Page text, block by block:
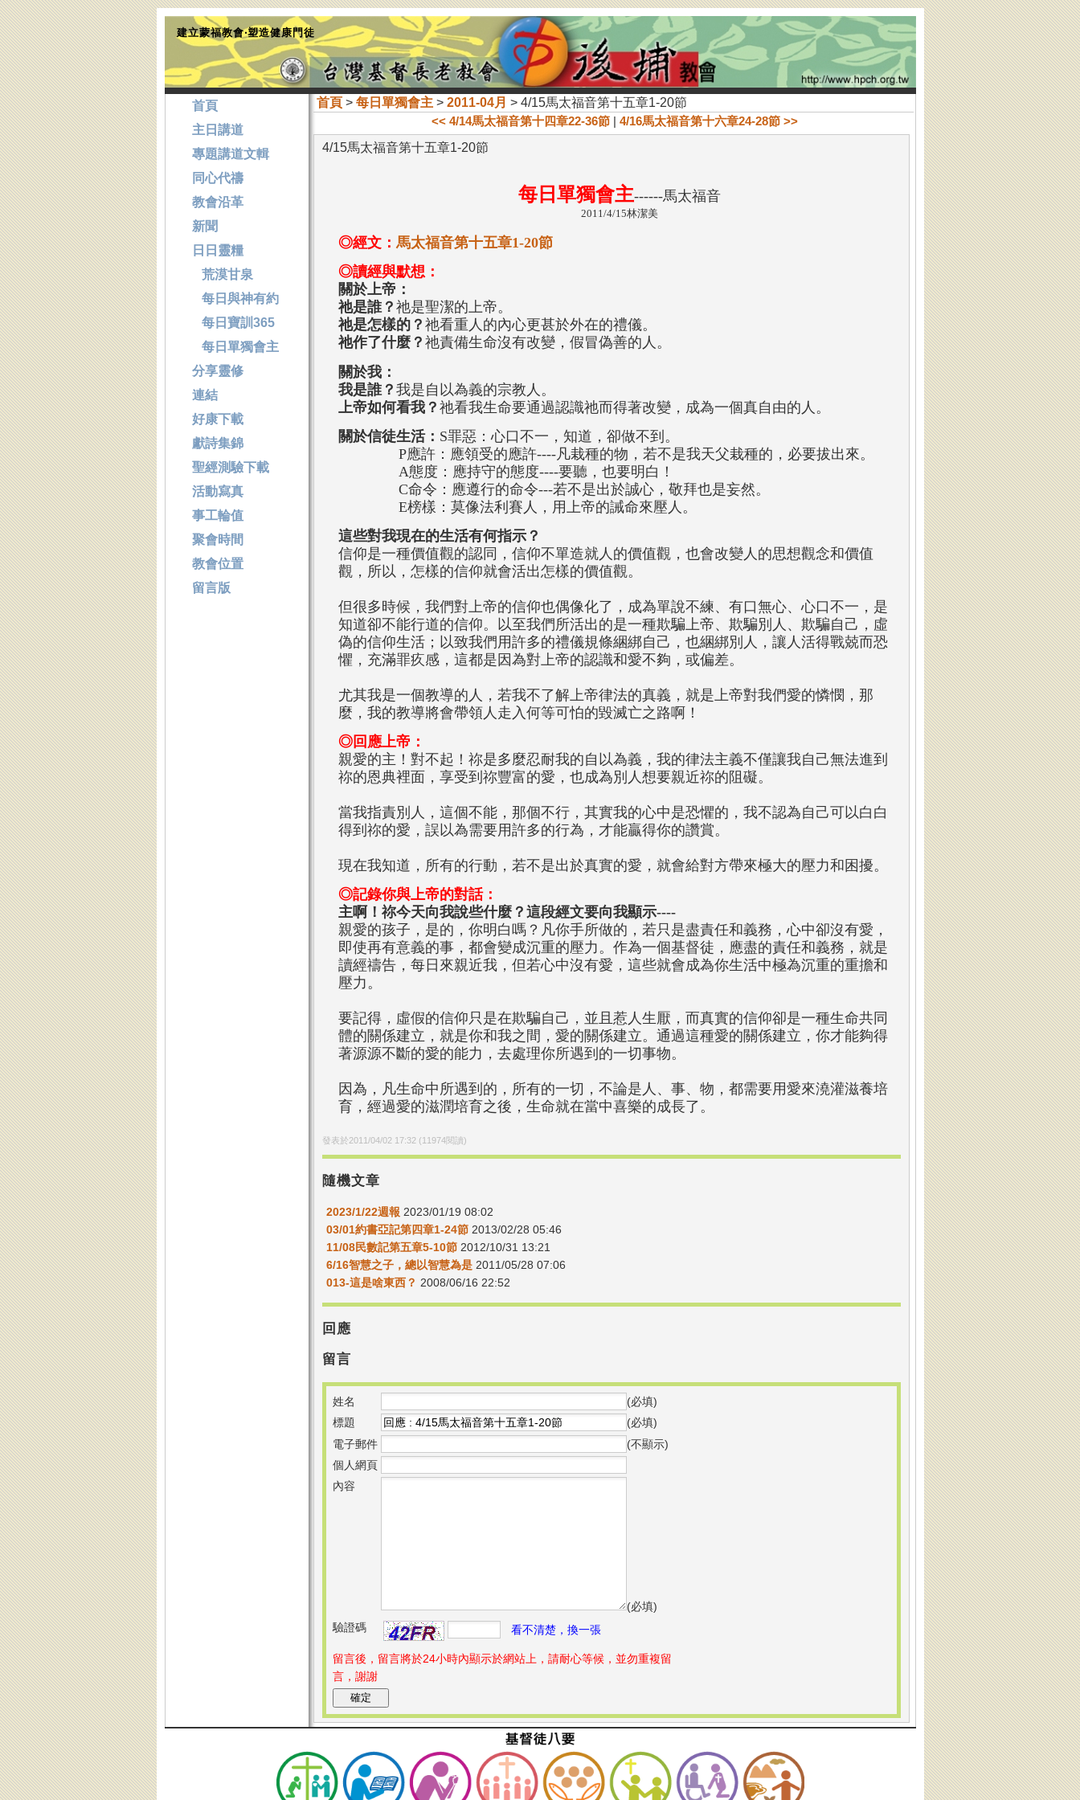
建立蒙福教會‧塑造健康門徒
首頁> 每日單獨會主> 2011-04月 > 4/15馬太福音第十五章1-20節
<< 4/14馬太福音第十四章22-36節 | 4/16馬太福音第十六章24-28節 >>
4/15馬太福音第十五章1-20節
每日單獨會主------馬太福音
2011/4/15林潔美
◎經文： 馬太福音第十五章1-20節
◎讀經與默想：
關於上帝：
祂是誰？ 祂是聖潔的上帝。
祂是怎樣的？ 祂看重人的內心更甚於外在的禮儀。
祂作了什麼？ 祂責備生命沒有改變，假冒偽善的人。
關於我：
我是誰？ 我是自以為義的宗教人。
上帝如何看我？ 祂看我生命要通過認識祂而得著改變，成為一個真自由的人。
關於信徒生活： S罪惡：心口不一，知道，卻做不到。
P應許：應領受的應許----凡栽種的物，若不是我天父栽種的，必要拔出來。
A態度：應持守的態度----要聽，也要明白！
C命令：應遵行的命令---若不是出於誠心，敬拜也是妄然。
E榜樣：莫像法利賽人，用上帝的誡命來壓人。
這些對我現在的生活有何指示？
信仰是一種價值觀的認同，信仰不單造就人的價值觀，也會改變人的思想觀念和價值
觀，所以，怎樣的信仰就會活出怎樣的價值觀。
但很多時候，我們對上帝的信仰也偶像化了，成為單說不練、有口無心、心口不一，是
知道卻不能行道的信仰。以至我們所活出的是一種欺騙上帝、欺騙別人、欺騙自己，虛
偽的信仰生活；以致我們用許多的禮儀規條綑綁自己，也綑綁別人，讓人活得戰兢而恐
懼，充滿罪疚感，這都是因為對上帝的認識和愛不夠，或偏差。
尤其我是一個教導的人，若我不了解上帝律法的真義，就是上帝對我們愛的憐憫，那
麼，我的教導將會帶領人走入何等可怕的毀滅亡之路啊！
◎回應上帝：
親愛的主！對不起！祢是多麼忍耐我的自以為義，我的律法主義不僅讓我自己無法進到
祢的恩典裡面，享受到祢豐富的愛，也成為別人想要親近祢的阻礙。
當我指責別人，這個不能，那個不行，其實我的心中是恐懼的，我不認為自己可以白白
得到祢的愛，誤以為需要用許多的行為，才能贏得你的讚賞。
現在我知道，所有的行動，若不是出於真實的愛，就會給對方帶來極大的壓力和困擾。
◎記錄你與上帝的對話：
主啊！祢今天向我說些什麼？這段經文要向我顯示----
親愛的孩子，是的，你明白嗎？凡你手所做的，若只是盡責任和義務，心中卻沒有愛，
即使再有意義的事，都會變成沉重的壓力。作為一個基督徒，應盡的責任和義務，就是
讀經禱告，每日來親近我，但若心中沒有愛，這些就會成為你生活中極為沉重的重擔和
壓力。
要記得，虛假的信仰只是在欺騙自己，並且惹人生厭，而真實的信仰卻是一種生命共同
體的關係建立，就是你和我之間，愛的關係建立。通過這種愛的關係建立，你才能夠得
著源源不斷的愛的能力，去處理你所遇到的一切事物。
因為，凡生命中所遇到的，所有的一切，不論是人、事、物，都需要用愛來澆灌滋養培
育，經過愛的滋潤培育之後，生命就在當中喜樂的成長了。
發表於2011/04/02 17:32 (11974閱讀)
隨機文章
2023/1/22週報 2023/01/19 08:02
03/01約書亞記第四章1-24節2013/02/28 05:46
11/08民數記第五章5-10節2012/10/31 13:21
6/16智慧之子，總以智慧為是2011/05/28 07:06
013-這是啥東西？ 2008/06/16 22:52
回應
留言
姓名
(必填)
標題
(必填)
電子郵件
(不顯示)
個人網頁
內容
(必填)
驗證碼
看不清楚，換一張
留言後，留言將於24小時內顯示於網站上，請耐心等候，並勿重複留
言，謝謝
首頁
主日講道
專題講道文輯
同心代禱
教會沿革
新聞
日日靈糧
荒漠甘泉
每日與神有約
每日寶訓365
每日單獨會主
分享靈修
連結
好康下載
獻詩集錦
聖經測驗下載
活動寫真
事工輪值
聚會時間
教會位置
留言版